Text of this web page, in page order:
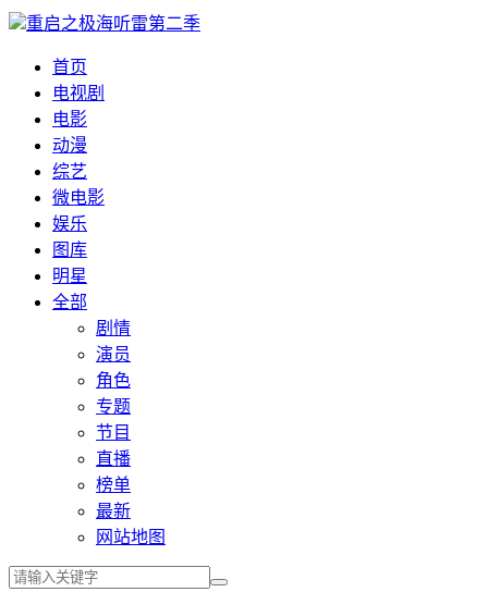
重启之极海听雷第二季
首页
电视剧
电影
动漫
综艺
微电影
娱乐
图库
明星
全部
剧情
演员
角色
专题
节目
直播
榜单
最新
网站地图